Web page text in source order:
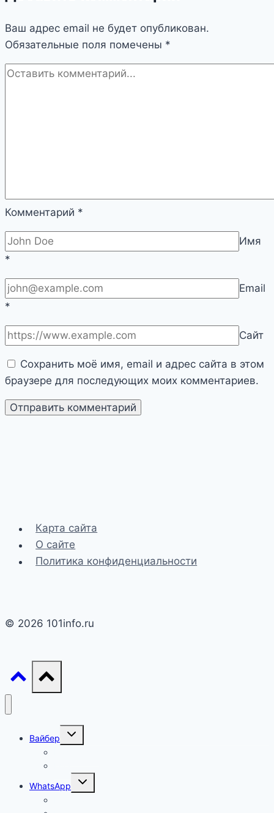
Ваш адрес email не будет опубликован.
Обязательные поля помечены *
Комментарий *
Имя
*
Email
*
Сайт
Сохранить моё имя, email и адрес сайта в этом
браузере для последующих моих комментариев.
Карта сайта
О сайте
Политика конфиденциальности
© 2026 101info.ru
Вайбер
Переключить
WhatsApp
Переключить